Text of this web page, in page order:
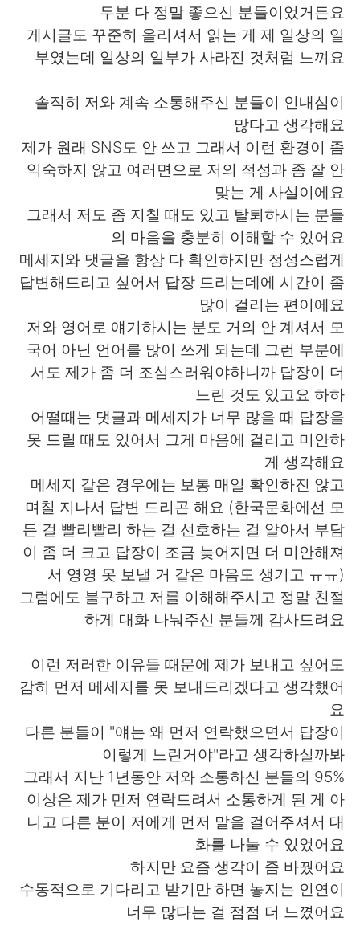
두분 다 정말 좋으신 분들이었거든요
게시글도 꾸준히 올리셔서 읽는 게 제 일상의 일
부였는데 일상의 일부가 사라진 것처럼 느껴요
솔직히 저와 계속 소통해주신 분들이 인내심이
많다고 생각해요
제가 원래 SNS도 안 쓰고 그래서 이런 환경이 좀
익숙하지 않고 여러면으로 저의 적성과 좀 잘 안
맞는 게 사실이에요
그래서 저도 좀 지칠 때도 있고 탈퇴하시는 분들
의 마음을 충분히 이해할 수 있어요
메세지와 댓글을 항상 다 확인하지만 정성스럽게
답변해드리고 싶어서 답장 드리는데에 시간이 좀
많이 걸리는 편이에요
저와 영어로 얘기하시는 분도 거의 안 계셔서 모
국어 아닌 언어를 많이 쓰게 되는데 그런 부분에
서도 제가 좀 더 조심스러워야하니까 답장이 더
느린 것도 있고요 하하
어떨때는 댓글과 메세지가 너무 많을 때 답장을
못 드릴 때도 있어서 그게 마음에 걸리고 미안하
게 생각해요
메세지 같은 경우에는 보통 매일 확인하진 않고
며칠 지나서 답변 드리곤 해요 (한국문화에선 모
든 걸 빨리빨리 하는 걸 선호하는 걸 알아서 부담
이 좀 더 크고 답장이 조금 늦어지면 더 미안해져
서 영영 못 보낼 거 같은 마음도 생기고 ㅠㅠ)
그럼에도 불구하고 저를 이해해주시고 정말 친절
하게 대화 나눠주신 분들께 감사드려요
이런 저러한 이유들 때문에 제가 보내고 싶어도
감히 먼저 메세지를 못 보내드리겠다고 생각했어
요
다른 분들이 "얘는 왜 먼저 연락했으면서 답장이
이렇게 느린거야"라고 생각하실까봐
그래서 지난 1년동안 저와 소통하신 분들의 95%
이상은 제가 먼저 연락드려서 소통하게 된 게 아
니고 다른 분이 저에게 먼저 말을 걸어주셔서 대
화를 나눌 수 있었어요
하지만 요즘 생각이 좀 바꿨어요
수동적으로 기다리고 받기만 하면 놓지는 인연이
너무 많다는 걸 점점 더 느꼈어요